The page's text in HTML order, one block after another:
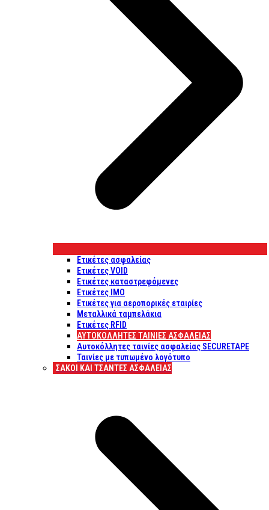
Ετικέτες ασφαλείας
Ετικέτες VOID
Ετικέτες καταστρεφόμενες
Ετικέτες IMO
Ετικέτες για αεροπορικές εταιρίες
Μεταλλικά ταμπελάκια
Ετικέτες RFID
ΑΥΤΟΚΌΛΛΗΤΕΣ ΤΑΙΝΊΕΣ ΑΣΦΑΛΕΊΑΣ
Αυτοκόλλητες ταινίες ασφαλείας SECURETAPE
Ταινίες με τυπωμένο λογότυπο
ΣΆΚΟΙ ΚΑΙ ΤΣΆΝΤΕΣ ΑΣΦΑΛΕΊΑΣ